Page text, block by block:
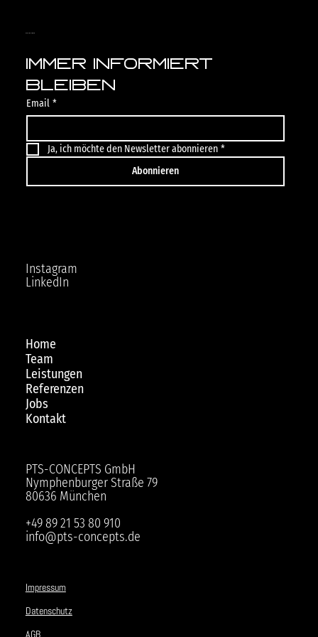
Immer informiert
bleiben
Email *
Ja, ich möchte den Newsletter abonnieren *
Abonnieren
Instagram
LinkedIn
Home
Team
Leistungen
Referenzen
Jobs
Kontakt
PTS-CONCEPTS GmbH
Nymphenburger Straße 79
80636 München
+49 89 21 53 80 910
info@pts-concepts.de
Impressum
Datenschutz
AGB